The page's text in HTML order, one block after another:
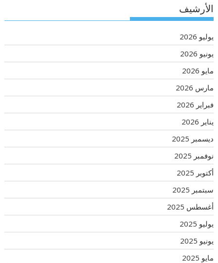
الأرشيف
يوليو 2026
يونيو 2026
مايو 2026
مارس 2026
فبراير 2026
يناير 2026
ديسمبر 2025
نوفمبر 2025
أكتوبر 2025
سبتمبر 2025
أغسطس 2025
يوليو 2025
يونيو 2025
مايو 2025